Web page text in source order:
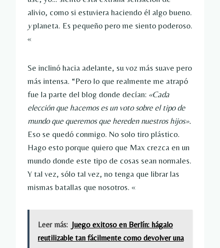
alivio, como si estuviera haciendo él algo bueno.
yplaneta. Es pequeño pero me siento poderoso.
«
Se inclinó hacia adelante, su voz más suave pero
más intensa. “Pero lo que realmente me atrapó
fue la parte del blog donde decían: «Cada
elección que hacemos es un voto sobre el tipo de
mundo que queremos que hereden nuestros hijos».
Eso se quedó conmigo. No solo tiro plástico.
Hago esto porque quiero que Max crezca en un
mundo donde este tipo de cosas sean normales.
Y tal vez, sólo tal vez, no tenga que librar las
mismas batallas que nosotros. «
Leer más: Juego exitoso en Berlín: hágalo
reutilizable tan fácilmente como devolver una